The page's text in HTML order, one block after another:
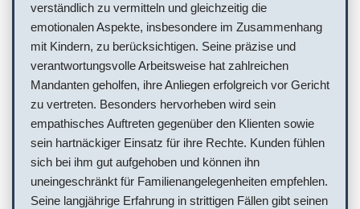
verständlich zu vermitteln und gleichzeitig die
emotionalen Aspekte, insbesondere im Zusammenhang
mit Kindern, zu berücksichtigen. Seine präzise und
verantwortungsvolle Arbeitsweise hat zahlreichen
Mandanten geholfen, ihre Anliegen erfolgreich vor Gericht
zu vertreten. Besonders hervorheben wird sein
empathisches Auftreten gegenüber den Klienten sowie
sein hartnäckiger Einsatz für ihre Rechte. Kunden fühlen
sich bei ihm gut aufgehoben und können ihn
uneingeschränkt für Familienangelegenheiten empfehlen.
Seine langjährige Erfahrung in strittigen Fällen gibt seinen